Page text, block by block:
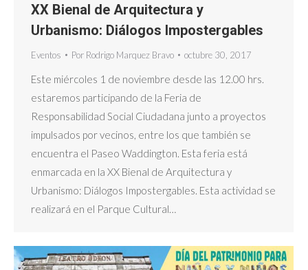
XX Bienal de Arquitectura y
Urbanismo: Diálogos Impostergables
Eventos Por Rodrigo Marquez Bravo octubre 30, 2017
Este miércoles 1 de noviembre desde las 12.00 hrs.
estaremos participando de la Feria de
Responsabilidad Social Ciudadana junto a proyectos
impulsados por vecinos, entre los que también se
encuentra el Paseo Waddington. Esta feria está
enmarcada en la XX Bienal de Arquitectura y
Urbanismo: Diálogos Impostergables. Esta actividad se
realizará en el Parque Cultural…